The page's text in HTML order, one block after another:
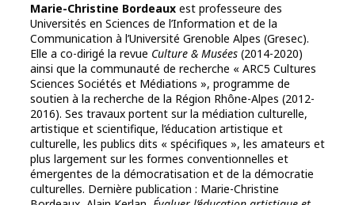
Marie-Christine Bordeaux est professeure des
Universités en Sciences de l’Information et de la
Communication à l’Université Grenoble Alpes (Gresec).
Elle a co-dirigé la revue Culture & Musées (2014-2020)
ainsi que la communauté de recherche « ARC5 Cultures
Sciences Sociétés et Médiations », programme de
soutien à la recherche de la Région Rhône-Alpes (2012-
2016). Ses travaux portent sur la médiation culturelle,
artistique et scientifique, l’éducation artistique et
culturelle, les publics dits « spécifiques », les amateurs et
plus largement sur les formes conventionnelles et
émergentes de la démocratisation et de la démocratie
culturelles. Dernière publication : Marie-Christine